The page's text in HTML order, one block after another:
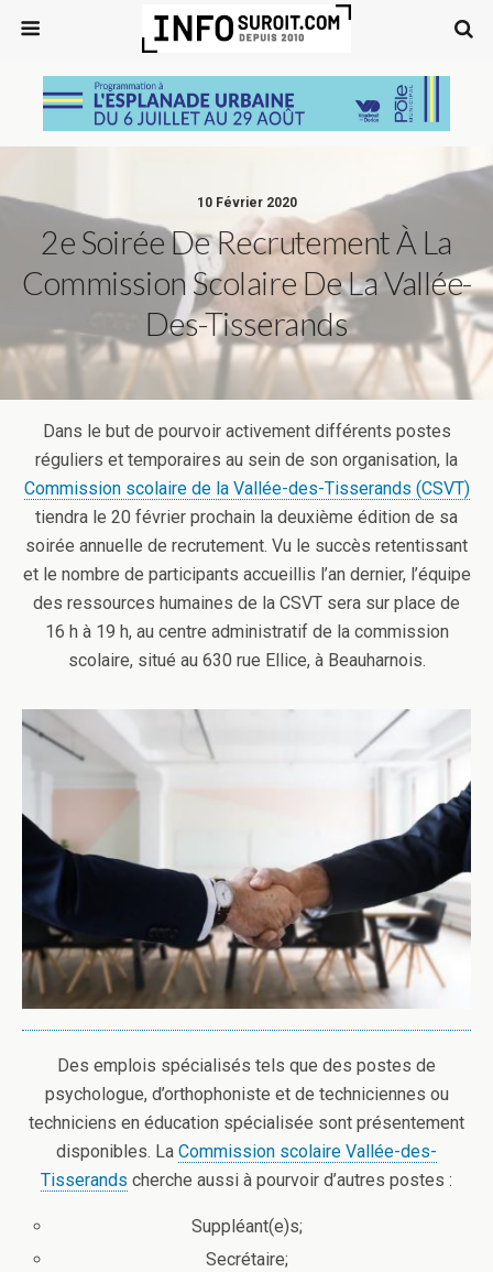
10 Février 2020
2e Soirée De Recrutement À La
Commission Scolaire De La Vallée-
Des-Tisserands
Dans le but de pourvoir activement différents postes
réguliers et temporaires au sein de son organisation, la
Commission scolaire de la Vallée-des-Tisserands (CSVT)
tiendra le 20 février prochain la deuxième édition de sa
soirée annuelle de recrutement. Vu le succès retentissant
et le nombre de participants accueillis l’an dernier, l’équipe
des ressources humaines de la CSVT sera sur place de
16 h à 19 h, au centre administratif de la commission
scolaire, situé au 630 rue Ellice, à Beauharnois.
Des emplois spécialisés tels que des postes de
psychologue, d’orthophoniste et de techniciennes ou
techniciens en éducation spécialisée sont présentement
disponibles. La Commission scolaire Vallée-des-
Tisserands cherche aussi à pourvoir d’autres postes :
Suppléant(e)s;
Secrétaire;